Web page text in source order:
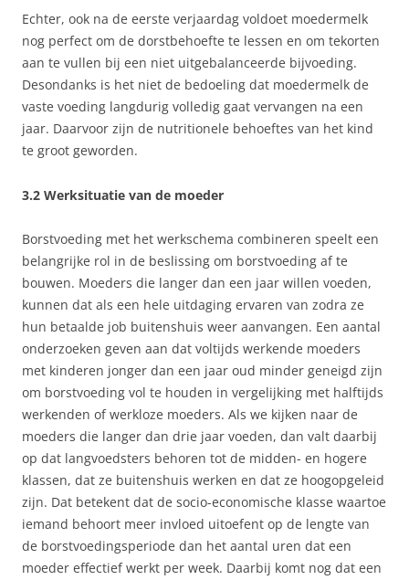
Echter, ook na de eerste verjaardag voldoet moedermelk
nog perfect om de dorstbehoefte te lessen en om tekorten
aan te vullen bij een niet uitgebalanceerde bijvoeding.
Desondanks is het niet de bedoeling dat moedermelk de
vaste voeding langdurig volledig gaat vervangen na een
jaar. Daarvoor zijn de nutritionele behoeftes van het kind
te groot geworden.
3.2 Werksituatie van de moeder
Borstvoeding met het werkschema combineren speelt een
belangrijke rol in de beslissing om borstvoeding af te
bouwen. Moeders die langer dan een jaar willen voeden,
kunnen dat als een hele uitdaging ervaren van zodra ze
hun betaalde job buitenshuis weer aanvangen. Een aantal
onderzoeken geven aan dat voltijds werkende moeders
met kinderen jonger dan een jaar oud minder geneigd zijn
om borstvoeding vol te houden in vergelijking met halftijds
werkenden of werkloze moeders. Als we kijken naar de
moeders die langer dan drie jaar voeden, dan valt daarbij
op dat langvoedsters behoren tot de midden- en hogere
klassen, dat ze buitenshuis werken en dat ze hoogopgeleid
zijn. Dat betekent dat de socio-economische klasse waartoe
iemand behoort meer invloed uitoefent op de lengte van
de borstvoedingsperiode dan het aantal uren dat een
moeder effectief werkt per week. Daarbij komt nog dat een